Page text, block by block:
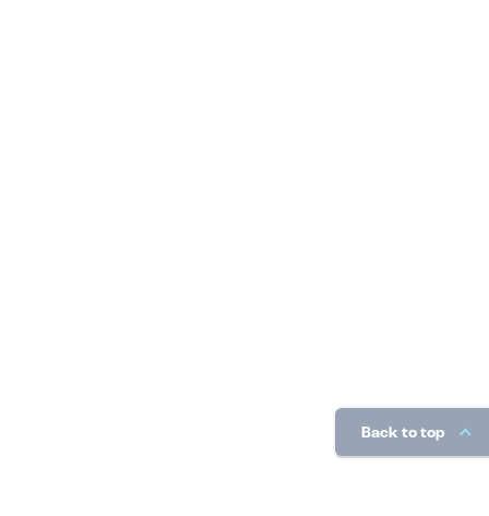
Back to top